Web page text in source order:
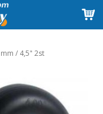
/ 4,5" 2st